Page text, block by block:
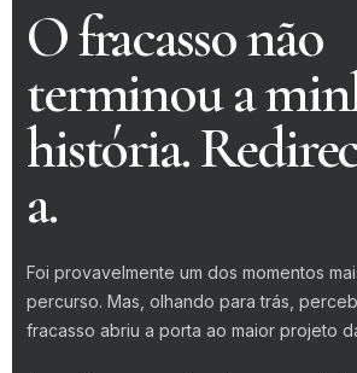
O fracasso não
terminou a
história.
a.
Foi provavelmente um dos momentos
percurso. Mas, olhando para trás,
fracasso abriu a porta ao maior projeto